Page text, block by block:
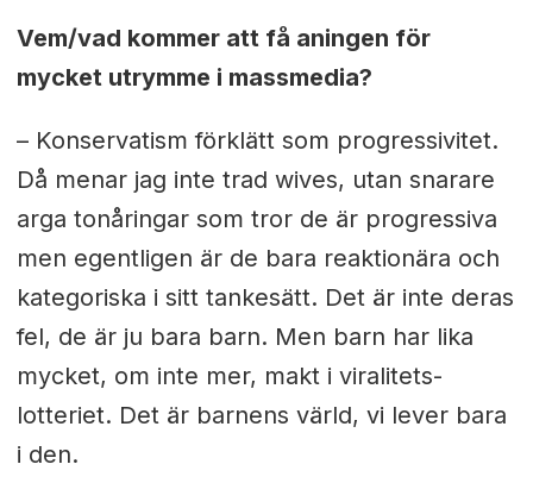
Vem/vad kommer att få aningen för
mycket utrymme i massmedia?
– Konservatism förklätt som progressivitet.
Då menar jag inte trad wives, utan snarare
arga tonåringar som tror de är progressiva
men egentligen är de bara reaktionära och
kategoriska i sitt tankesätt. Det är inte deras
fel, de är ju bara barn. Men barn har lika
mycket, om inte mer, makt i viralitets-
lotteriet. Det är barnens värld, vi lever bara
i den.